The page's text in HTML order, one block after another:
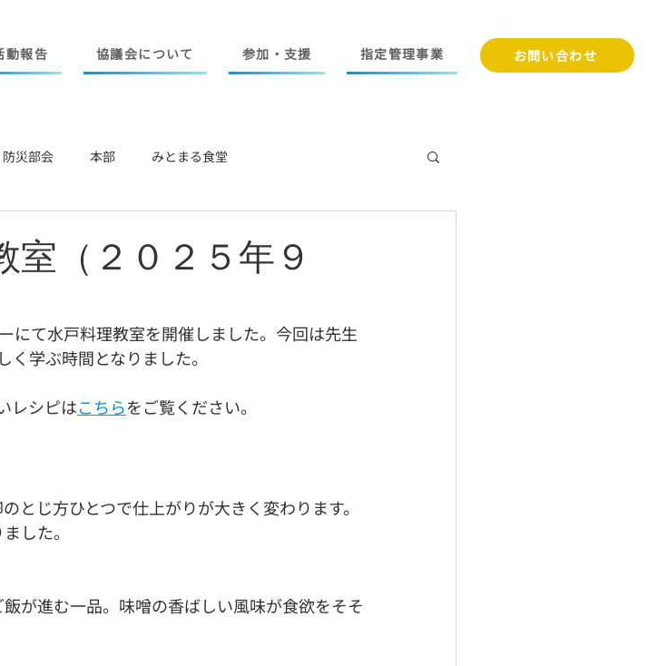
動報告 協議会について 参加・支援 指定管理事業 お問い合わせ
防災部会 本部 みとまる食堂
（２０２５年９
にて水戸料理教室を開催しました。今回は先生
学ぶ時間となりました。
レシピはこちらをご覧ください。
とじ方ひとつで仕上がりが大きく変わります。
した。
が進む一品。味噌の香ばしい風味が食欲をそそ